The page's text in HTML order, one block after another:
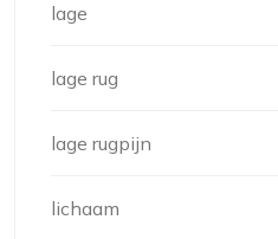
lage
lage rug
lage rugpijn
lichaam